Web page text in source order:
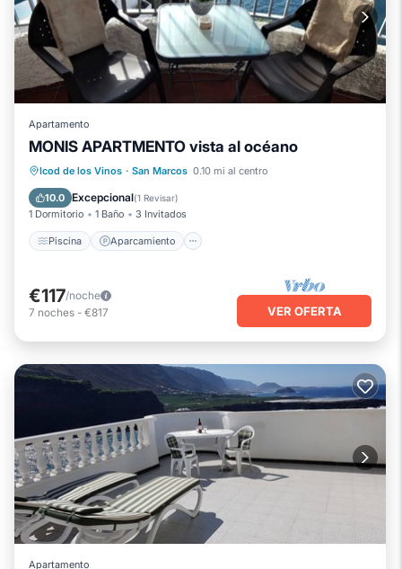
Apartamento
MONIS APARTMENTO vista al océano
Icod de los Vinos · San Marcos 0.10 mi al centro
10.0 Excepcional(1 Revisar)
1 Dormitorio 1 Baño 3 Invitados
Piscina Aparcamiento
Piscina Aparcamiento
Internet
Seguridad/Protección
€117/noche
7 noches - €817 VER OFERTA
Apartamento